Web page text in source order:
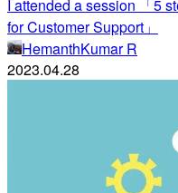
I attended a session 「5
for Customer Support」
HemanthKumar R
2023.04.28